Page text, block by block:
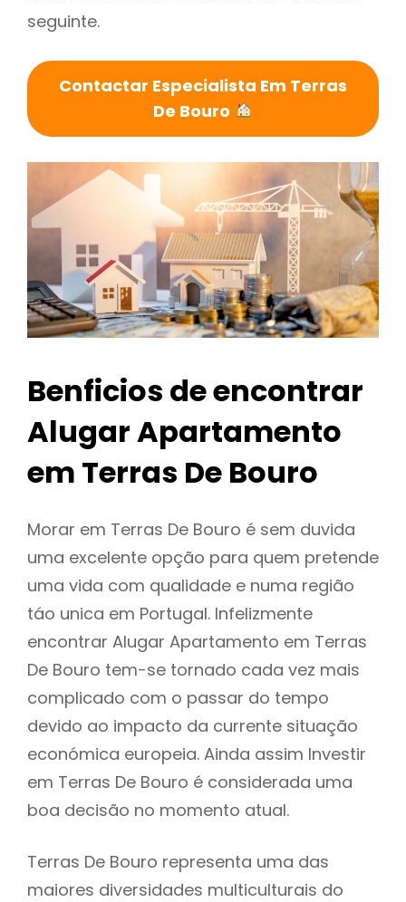
seguinte.
Contactar Especialista Em Terras
De Bouro
Benficios de encontrar
Alugar Apartamento
em Terras De Bouro
Morar em Terras De Bouro é sem duvida
uma excelente opção para quem pretende
uma vida com qualidade e numa região
táo unica em Portugal. Infelizmente
encontrar Alugar Apartamento em Terras
De Bouro tem-se tornado cada vez mais
complicado com o passar do tempo
devido ao impacto da currente situação
económica europeia. Ainda assim Investir
em Terras De Bouro é considerada uma
boa decisão no momento atual.
Terras De Bouro representa uma das
maiores diversidades multiculturais do